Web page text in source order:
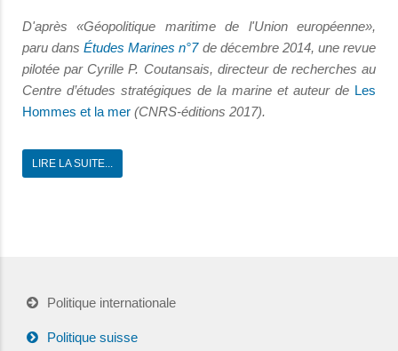
D'après «Géopolitique maritime de l'Union européenne»,
paru dansÉtudes Marines n°7de décembre 2014, une revue
pilotée par Cyrille P. Coutansais, directeur de recherches au
Centre d’études stratégiques de la marine et auteur de Les
Hommes et la mer (CNRS-éditions 2017).
LIRE LA SUITE...
Politique internationale
Politique suisse